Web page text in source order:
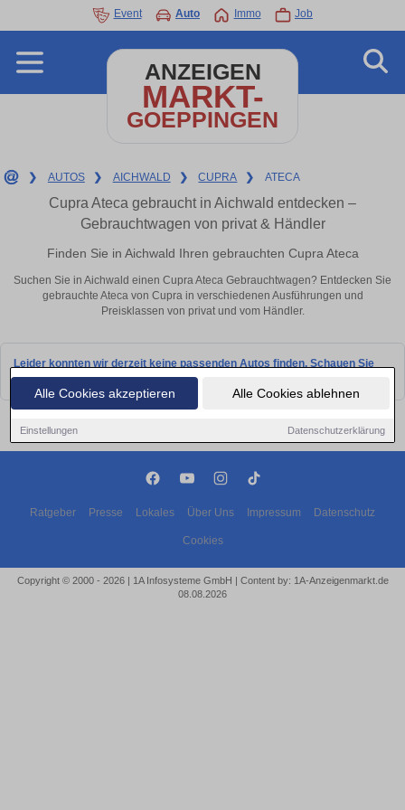
Alle Cookies akzeptieren Alle Cookies ablehnen
Einstellungen Datenschutzerklärung
Event Auto Immo Job
ANZEIGEN
MARKT-
GOEPPINGEN
❯ AUTOS ❯ AICHWALD ❯ CUPRA ❯ ATECA
Cupra Ateca gebraucht in Aichwald entdecken –
Gebrauchtwagen von privat & Händler
Finden Sie in Aichwald Ihren gebrauchten Cupra Ateca
Suchen Sie in Aichwald einen Cupra Ateca Gebrauchtwagen? Entdecken Sie
gebrauchte Ateca von Cupra in verschiedenen Ausführungen und
Preisklassen von privat und vom Händler.
Leider konnten wir derzeit keine passenden Autos finden. Schauen Sie
bald wieder vorbei!
Ratgeber Presse Lokales Über Uns Impressum Datenschutz
Cookies
Copyright © 2000 - 2026 | 1A Infosysteme GmbH | Content by: 1A-Anzeigenmarkt.de
08.08.2026